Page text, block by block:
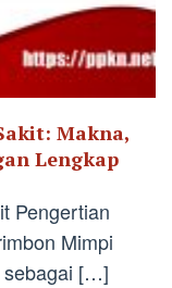
Makna,
Lengkap
Pengertian
Mimpi
sebagai […]